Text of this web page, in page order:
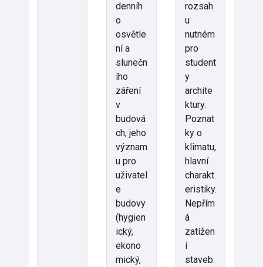
denníh
o
osvětle
ní a
slunečn
ího
záření
v
budová
ch, jeho
význam
u pro
uživatel
e
budovy
(hygien
ický,
ekono
mický,
rozsah
u
nutném
pro
student
y
archite
ktury.
Poznat
ky o
klimatu,
hlavní
charakt
eristiky.
Nepřím
á
zatížen
í
staveb.